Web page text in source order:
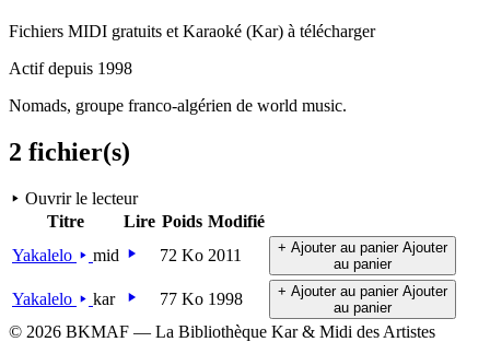
Fichiers MIDI gratuits et Karaoké (Kar) à télécharger
Actif depuis 1998
Nomads, groupe franco-algérien de world music.
2 fichier(s)
Ouvrir le lecteur
Titre
Lire Poids Modifié
Yakalelo
mid 72 Ko 2011 + Ajouter au panier Ajouter
au panier
Yakalelo kar 77 Ko 1998 + Ajouter au panier Ajouter
au panier
© 2026 BKMAF — La Bibliothèque Kar & Midi des Artistes